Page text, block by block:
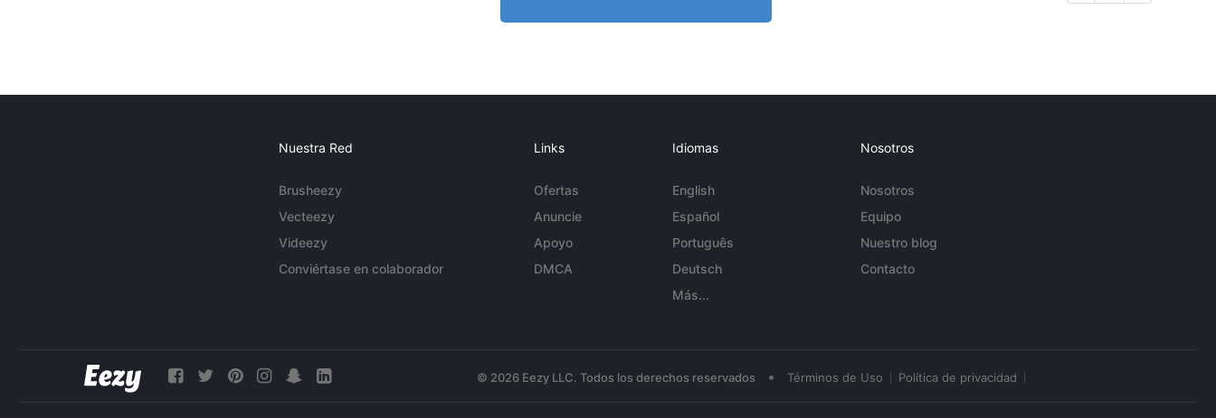
Nuestra Red
Brusheezy
Vecteezy
Videezy
Conviértase en colaborador
Links
Ofertas
Anuncie
Apoyo
DMCA
Idiomas
English
Español
Português
Deutsch
Más...
Nosotros
Nosotros
Equipo
Nuestro blog
Contacto
© 2026 Eezy LLC. Todos los derechos reservados • Términos de Uso Política de privacidad